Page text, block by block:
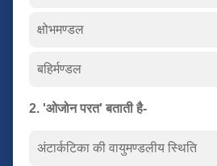
क्षोभमण्डल
बहिर्मण्डल
2. 'ओजोन परत' बताती है-
अंटार्कटिका की वायुमण्डलीय स्थिति